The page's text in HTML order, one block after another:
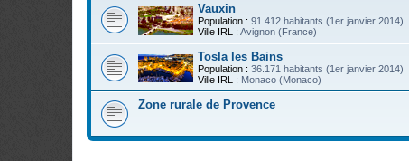
Vauxin
Population : 91.412 habitants (1er janvier 2014)
Ville IRL : Avignon (France)
Tosla les Bains
Population : 36.171 habitants (1er janvier 2014)
Ville IRL : Monaco (Monaco)
Zone rurale de Provence